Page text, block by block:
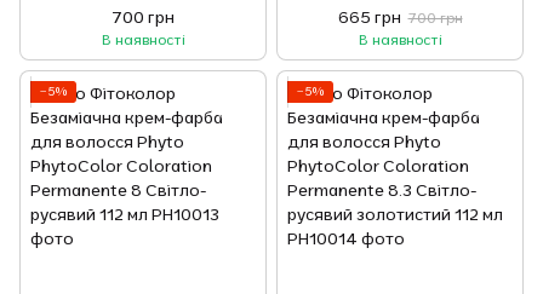
Phyto PhytoColor
Coloration Permanente 6.3
Темно-русявий золотистий
700 грн
В наявності
Phyto PhytoColor
Coloration Permanente
6.77 Світло-каштановий
капучино
665 грн 700 грн
В наявності
−5% −5%